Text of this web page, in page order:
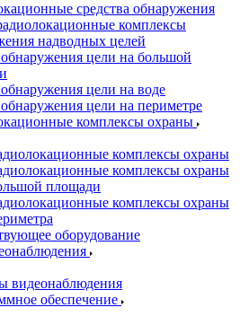
средства обнаружения
комплексы
надводных целей
цели на большой
цели на воде
цели на периметре
комплексы охраны
комплексы охраны
комплексы охраны
площади
комплексы охраны
оборудование
видеонаблюдения
обеспечение